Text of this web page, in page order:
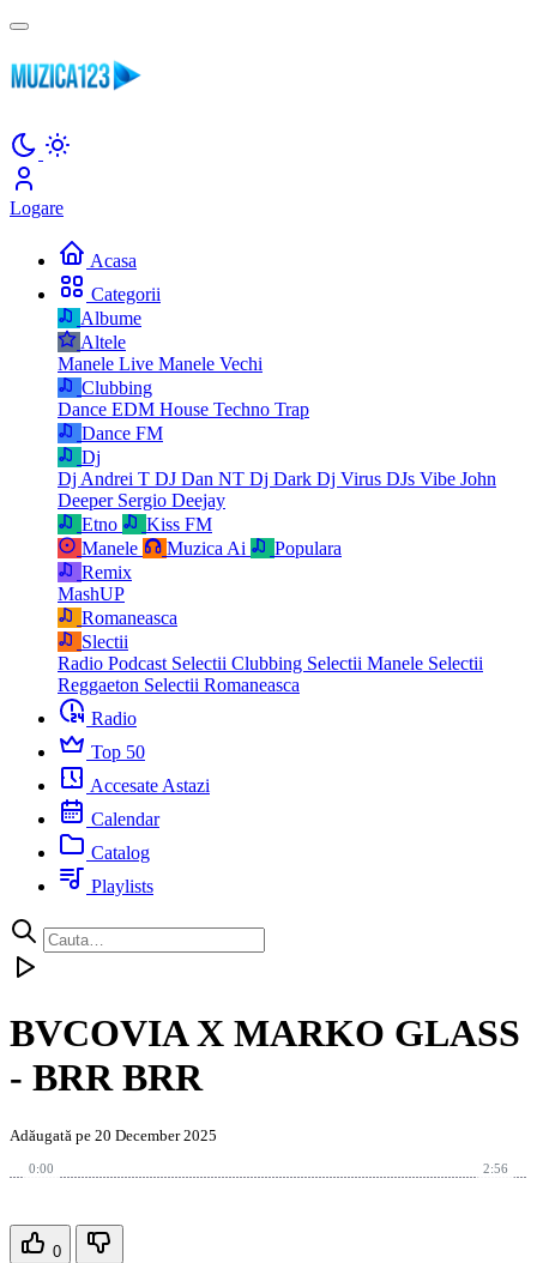
Logare
Acasa
Categorii
Albume
Altele
Manele Live Manele Vechi
Clubbing
Dance EDM House Techno Trap
Dance FM
Dj
Dj Andrei T DJ Dan NT Dj Dark Dj Virus DJs Vibe John
Deeper Sergio Deejay
Etno
Kiss FM
Manele
Muzica Ai
Populara
Remix
MashUP
Romaneasca
Slectii
Radio Podcast Selectii Clubbing Selectii Manele Selectii
Reggaeton Selectii Romaneasca
Radio
Top 50
Accesate Astazi
Calendar
Catalog
Playlists
BVCOVIA X MARKO GLASS
- BRR BRR
Adăugată pe 20 December 2025
0:00 2:56
0